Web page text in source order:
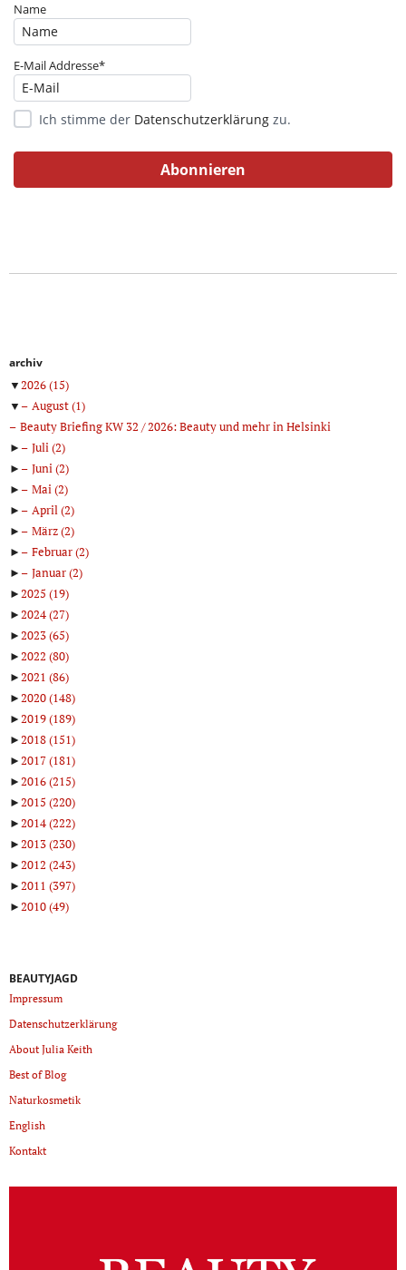
Name
E-Mail Addresse*
Ich stimme der Datenschutzerklärung zu.
archiv
▼ 2026(15)
▼
August(1)
Beauty Briefing KW 32 / 2026: Beauty und mehr in Helsinki
►
Juli (2)
►
Juni (2)
►
Mai (2)
►
April (2)
►
März(2)
►
Februar(2)
►
Januar(2)
► 2025 (19)
► 2024(27)
► 2023(65)
► 2022 (80)
► 2021 (86)
► 2020(148)
► 2019(189)
► 2018(151)
► 2017(181)
► 2016(215)
► 2015 (220)
► 2014(222)
► 2013(230)
► 2012 (243)
► 2011 (397)
► 2010(49)
BEAUTYJAGD
Impressum
Datenschutzerklärung
About Julia Keith
Best of Blog
Naturkosmetik
English
Kontakt